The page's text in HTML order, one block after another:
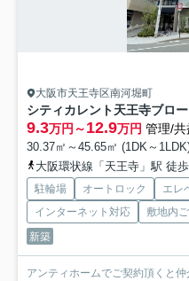
大阪市天王寺区南河堀町
シティカレント天王寺ブロ
9.3万円～12.9万円 管理/
30.37㎡～45.65㎡ (1DK～
大阪環状線「天王寺」駅 徒
駐輪場 オートロック エレ
インターネット対応
敷地内
新築
アンティホームでご契約頂くと